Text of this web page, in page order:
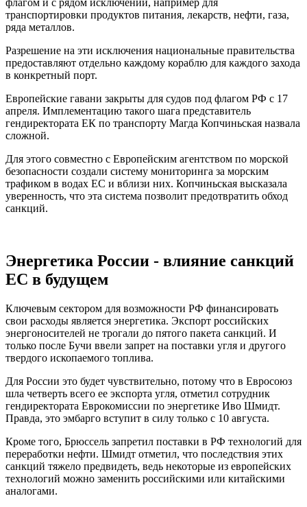
транспортировки продуктов питания, лекарств, нефти, газа,
ряда металлов.
Разрешение на эти исключения национальные правительства
предоставляют отдельно каждому кораблю для каждого захода
в конкретный порт.
Европейские гавани закрыты для судов под флагом РФ с 17
апреля. Имплементацию такого шага представитель
гендиректората ЕК по транспорту Магда Копчиньская назвала
сложной.
Для этого совместно с Европейским агентством по морской
безопасности создали систему мониторинга за морским
трафиком в водах ЕС и вблизи них. Копчиньская высказала
уверенность, что эта система позволит предотвратить обход
санкций.
Энергетика России - влияние санкций
ЕС в будущем
Ключевым сектором для возможности РФ финансировать
свои расходы является энергетика. Экспорт российских
энергоносителей не трогали до пятого пакета санкций. И
только после Бучи ввели запрет на поставки угля и другого
твердого ископаемого топлива.
Для России это будет чувствительно, потому что в Евросоюз
шла четверть всего ее экспорта угля, отметил сотрудник
гендиректората Еврокомиссии по энергетике Иво Шмидт.
Правда, это эмбарго вступит в силу только с 10 августа.
Кроме того, Брюссель запретил поставки в РФ технологий для
переработки нефти. Шмидт отметил, что последствия этих
санкций тяжело предвидеть, ведь некоторые из европейских
технологий можно заменить российскими или китайскими
аналогами.